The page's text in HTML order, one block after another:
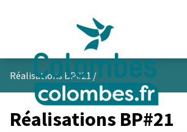
Réalisations BP#21/
Réalisations BP#21